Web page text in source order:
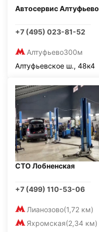
Автосервис Алтуфьево
+7 (495) 023-81-52
Алтуфьево300м
Алтуфьевское ш., 48к4
СТО Лобненская
+7 (499) 110-53-06
Лианозово(1,72 км)
Яхромская(2,34 км)